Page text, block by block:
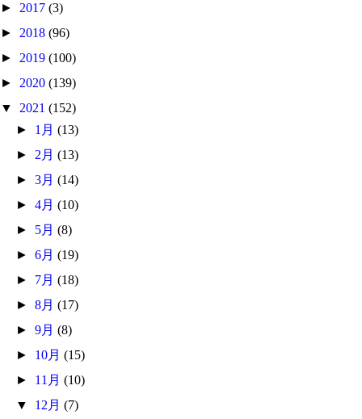
► 2017 (3)
► 2018 (96)
► 2019 (100)
► 2020 (139)
▼ 2021 (152)
► 1月(13)
► 2月(13)
►3月(14)
►4月(10)
► 5月(8)
►6月(19)
► 7月(18)
►8月(17)
►9月(8)
► 10月(15)
► 11月(10)
▼ 12月(7)